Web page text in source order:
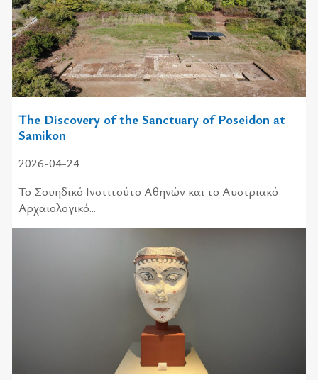
The Discovery of the Sanctuary of Poseidon at
Samikon
2026-04-24
Το Σουηδικό Ινστιτούτο Αθηνών και το Αυστριακό
Αρχαιολογικό...